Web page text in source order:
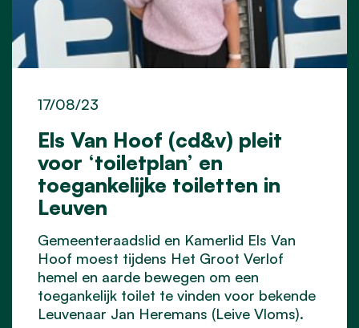
Els Van Hoof (cd&v) pleit
voor ‘toiletplan’ en
toegankelijke toiletten in
Leuven
17/08/23
Gemeenteraadslid en Kamerlid Els Van
Hoof moest tijdens Het Groot Verlof
hemel en aarde bewegen om een
toegankelijk toilet te vinden voor bekende
Leuvenaar Jan Heremans (Leive Vloms).